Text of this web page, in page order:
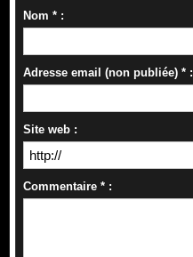
Nom * :
Adresse email (non publiée) * :
Site web :
Commentaire * :